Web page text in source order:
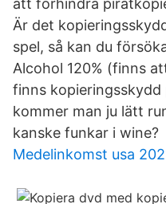
att förhindra
Är det
spel, så kan du
Alcohol 120% (finns
finns kopieringsskydd
kommer man ju lätt
kanske funkar i wine?
Medelinkomst usa